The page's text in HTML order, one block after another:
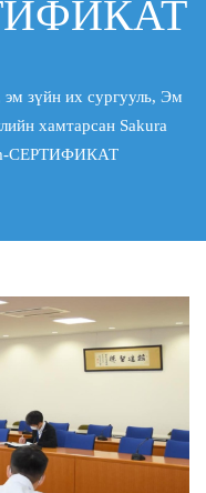
зүйн их сургууль, Эм
хамтарсан Sakura
СЕРТИФИКАТ